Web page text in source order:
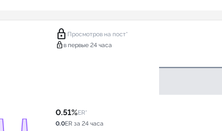
lock Просмотров на пост*
lock в первые 24 часа
0.51%ER*
0.0ER за 24 часа